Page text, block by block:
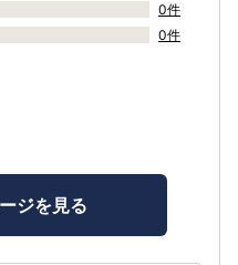
0件
0件
ジを見る